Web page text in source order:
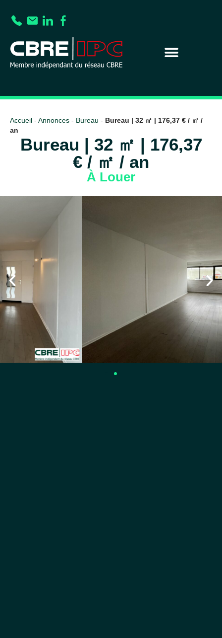
Accueil - Annonces - Bureau - Bureau | 32 ㎡ | 176,37 € / ㎡ /
an
Bureau | 32 ㎡ | 176,37
€ / ㎡ / an
À Louer